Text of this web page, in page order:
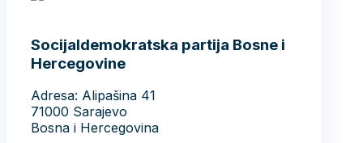
Socijaldemokratska partija Bosne i
Hercegovine
Adresa: Alipašina 41
71000 Sarajevo
Bosna i Hercegovina